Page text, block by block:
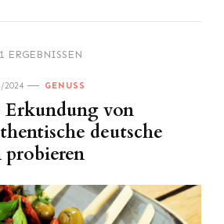
ERGEBNISSEN
2024 GENUSS
von
deutsche
probieren